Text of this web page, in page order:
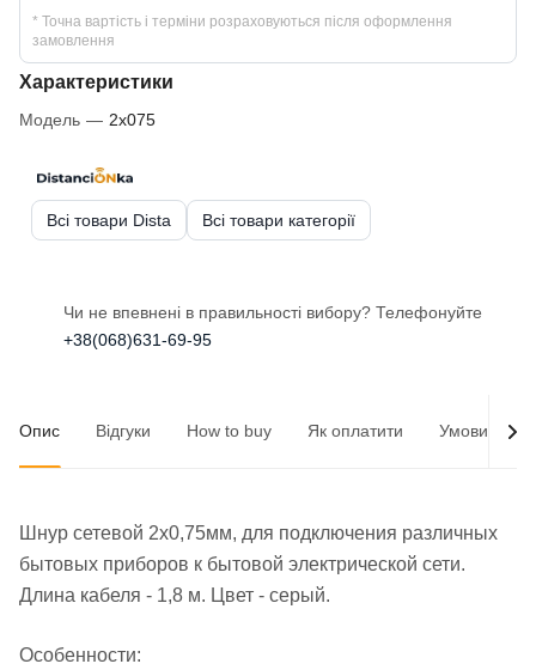
* Точна вартість і терміни розраховуються після оформлення
замовлення
Характеристики
Модель — 2x075
Всі товари Dista Всі товари категорії
Чи не впевнені в правильності вибору? Телефонуйте
+38(068)631-69-95
Опис Відгуки How to buy Як оплатити Умови
Шнур сетевой 2x0,75мм, для подключения различных
бытовых приборов к бытовой электрической сети.
Длина кабеля - 1,8 м. Цвет - серый.
Особенности: